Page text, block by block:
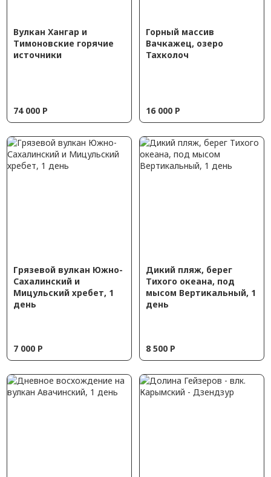
Вулкан Хангар и
Тимоновские горячие
источники
74 000 Р
Горный массив
Вачкажец, озеро
Тахколоч
16 000 Р
Грязевой вулкан Южно-
Сахалинский и
Мицульский хребет, 1
день
7 000 Р
Дикий пляж, берег
Тихого океана, под
мысом Вертикальный, 1
день
8 500 Р